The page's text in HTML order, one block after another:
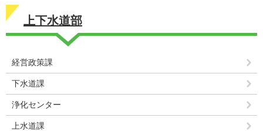
上下水道部
経営政策課
下水道課
浄化センター
上水道課